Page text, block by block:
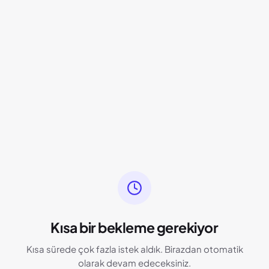
Kısa bir bekleme gerekiyor
Kısa sürede çok fazla istek aldık. Birazdan otomatik
olarak devam edeceksiniz.